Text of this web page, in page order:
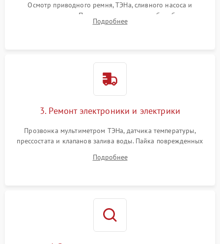
Осмотр приводного ремня, ТЭНа, сливного насоса и
амортизаторов. Проверка подшипников барабана и
крестовины на износ, а манжеты люка на разрывы.
Подробнее
3. Ремонт электроники и электрики
Прозвонка мультиметром ТЭНа, датчика температуры,
прессостата и клапанов залива воды. Пайка поврежденных
Восстановление целостности проводки и контактов.
Подробнее